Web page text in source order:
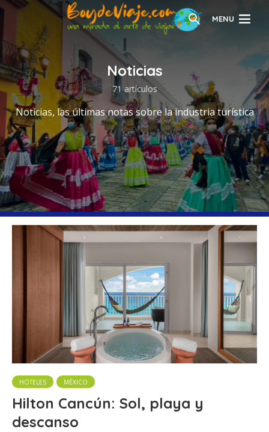
MENU
Noticias
71 artículos
Noticias, las últimas notas sobre la industria turística
HOTELES MÉXICO
Hilton Cancún: Sol, playa y
descanso